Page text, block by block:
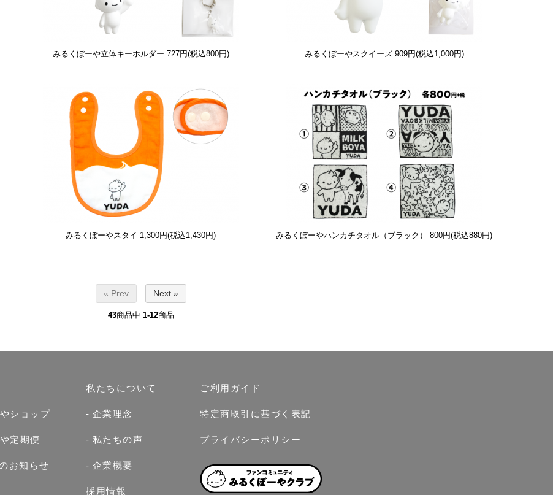
みるくぼーや立体キーホルダー 727円(税込800円) みるくぼーやスクイーズ909円(税込1,000円)
みるくぼーやスタイ 1,300円(税込1,430円) みるくぼーやハンカチタオル（ブラック） 800円(税込880円)
« Prev Next »
43商品中 1-12商品
ショップ
定期便
お知らせ
私たちについて
企業理念
私たちの声
企業概要
採用情報
ご利用ガイド
特定商取引に基づく表記
プライバシーポリシー